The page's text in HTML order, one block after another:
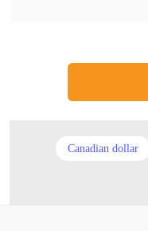
Canadian dollar